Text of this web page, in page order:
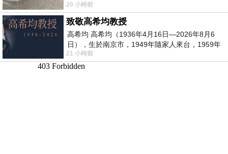
去西螺農會~回到莿桐都8點半多了
20 小時前
致敬高希均教授
高希均 高希均（1936年4月16日—2026年8月6
日），生於南京市，1949年隨家人來台，1959年
赴美深造並取得經濟發展博士學位。曾任
21 小時前